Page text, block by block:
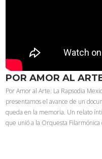
POR AMOR AL
Por Amor al Arte: La Rapsodia
presentamos el avance de un
queda en la memoria. Un relato
que unió a la Orquesta